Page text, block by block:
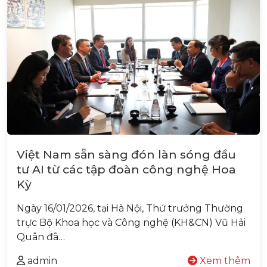
Việt Nam sẵn sàng đón làn sóng đầu
tư AI từ các tập đoàn công nghệ Hoa
Kỳ
Ngày 16/01/2026, tại Hà Nội, Thứ trưởng Thường
trực Bộ Khoa học và Công nghệ (KH&CN) Vũ Hải
Quân đã…
admin Xem thêm